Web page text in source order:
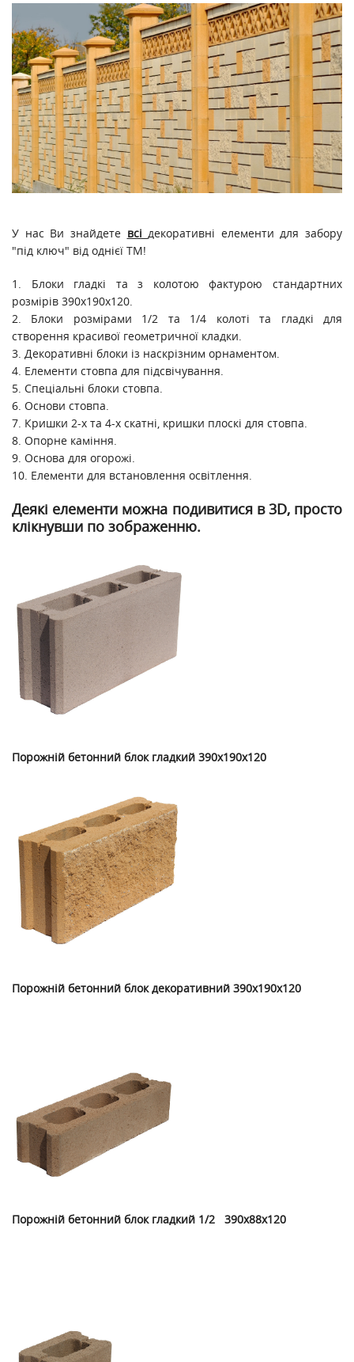
У нас Ви знайдете всідекоративні елементи для забору
"під ключ" від однієї ТМ!
1. Блоки гладкі та з колотою фактурою стандартних
розмірів 390х190х120.
2. Блоки розмірами 1/2 та 1/4 колоті та гладкі для
створення красивої геометричної кладки.
3. Декоративні блоки із наскрізним орнаментом.
4. Елементи стовпа для підсвічування.
5. Спеціальні блоки стовпа.
6. Основи стовпа.
7. Кришки 2-х та 4-х скатні, кришки плоскі для стовпа.
8. Опорне каміння.
9. Основа для огорожі.
10. Елементи для встановлення освітлення.
Деякі елементи можна подивитися в 3D, просто
клікнувши по зображенню.
Порожній бетонний блок гладкий 390х190х120
Порожній бетонний блок декоративний 390х190х120
Порожній бетонний блок гладкий 1/2 390х88х120